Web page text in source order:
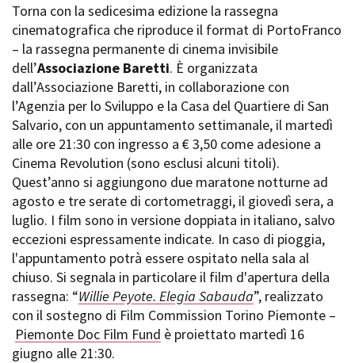
Torna con la sedicesima edizione la rassegna
cinematografica che riproduce il format di PortoFranco
– la rassegna permanente di cinema invisibile
dell’Associazione Baretti. È organizzata
dall’Associazione Baretti, in collaborazione con
l’Agenzia per lo Sviluppo e la Casa del Quartiere di San
Salvario, con un appuntamento settimanale, il martedì
alle ore 21:30 con ingresso a € 3,50 come adesione a
Cinema Revolution (sono esclusi alcuni titoli).
Quest’anno si aggiungono due maratone notturne ad
agosto e tre serate di cortometraggi, il giovedì sera, a
luglio. I film sono in versione doppiata in italiano, salvo
eccezioni espressamente indicate. In caso di pioggia,
l'appuntamento potrà essere ospitato nella sala al
chiuso. Si segnala in particolare il film d'apertura della
rassegna: “Willie Peyote. Elegia Sabauda”, realizzato
con il sostegno di Film Commission Torino Piemonte –
Piemonte Doc Film Fund è proiettato martedì 16
giugno alle 21:30.